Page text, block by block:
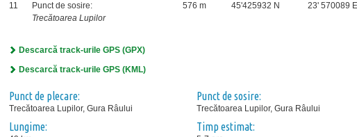
11
Punct de sosire:
Trecătoarea Lupilor
576 m 45'425932 N 23' 570089 E
Descarcă track-urile GPS (GPX)
Descarcă track-urile GPS (KML)
Punct de plecare:
Trecătoarea Lupilor, Gura Râului
Lungime:
Punct de sosire:
Trecătoarea Lupilor, Gura Râului
Timp estimat: